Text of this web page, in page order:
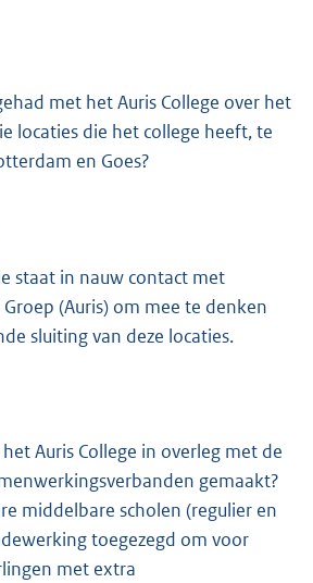
met het Auris College over het
locaties die het college heeft, te
en Goes?
staat in nauw contact met
(Auris) om mee te denken
sluiting van deze locaties.
Auris College in overleg met de
gemaakt?
middelbare scholen (regulier en
toegezegd om voor
met extra